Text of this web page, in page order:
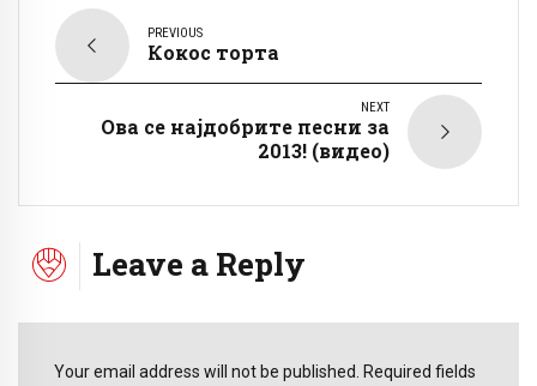
PREVIOUS
Кокос торта
NEXT
Ова се најдобрите песни за
2013! (видео)
Leave a Reply
Your email address will not be published. Required fields